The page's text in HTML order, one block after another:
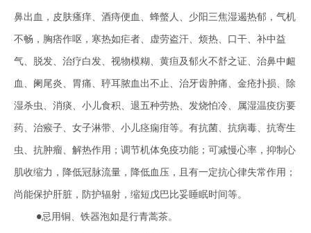
鼻出血，皮肤瘙痒、酒痔便血、蜂螫人、少阳三焦湿遏热郁，气机
不畅，胸痞作呕，寒热如疟者、虚劳盗汗、烦热、口干、补中益
气、脱发、治疗白发、视物模糊、黄疸及郁火不舒之证、治鼻中衄
血、阑尾炎、胃痛、聤耳脓血出不止、治牙齿肿痛、金疮扑损、除
湿杀虫、消痰、小儿食积、退五种劳热、发烧怕冷、属湿温疫疠要
药、治瘊子、女子淋带、小儿痉痫疳等。有抗菌、抗病毒、抗寄生
虫、抗肿瘤、解热作用；调节机体免疫功能；可减慢心率，抑制心
肌收缩力，降低冠脉流量，降低血压，且有一定抗心律失常作用；
尚能保护肝脏，防护辐射，缩短戊巴比妥睡眠时间等。
●忌用铜、铁器泡如是行青蒿茶。